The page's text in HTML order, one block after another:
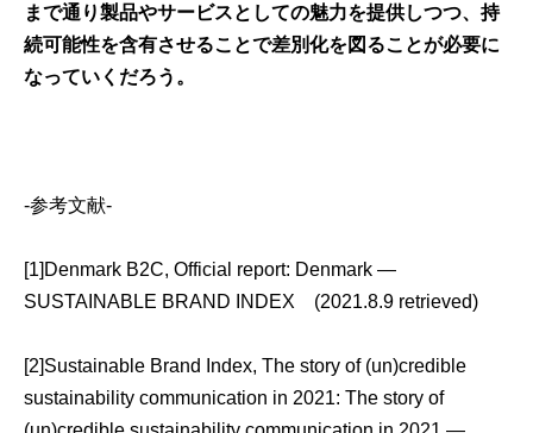
まで通り製品やサービスとしての魅力を提供しつつ、持
続可能性を含有させることで差別化を図ることが必要に
なっていくだろう。
-参考文献-
[1]Denmark B2C, Official report: Denmark —
SUSTAINABLE BRAND INDEX (2021.8.9 retrieved)
[2]Sustainable Brand Index, The story of (un)credible
sustainability communication in 2021:The story of